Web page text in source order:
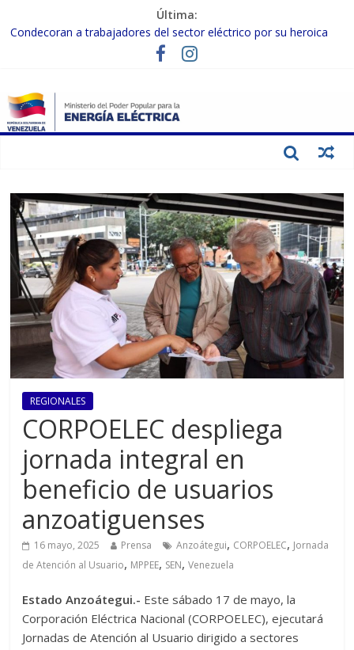
Última:
Condecoran a trabajadores del sector eléctrico por su heroica
labor tras el doble sismo del 24-J
Gobierno Nacional coordina acciones con el sector privado para
Inspeccionan trabajos de rehabilitación en instalaciones del SEN
en Carabobo
Gobierno Nacional activa plan preventivo para fortalecer el SEN
REGIONALES
CORPOELEC despliega
jornada integral en
beneficio de usuarios
anzoatiguenses
16 mayo, 2025 Prensa Anzoátegui, CORPOELEC, Jornada
de Atención al Usuario, MPPEE, SEN,Venezuela
Estado Anzoátegui.- Este sábado 17 de mayo, la
Corporación Eléctrica Nacional (CORPOELEC), ejecutará
Jornadas de Atención al Usuario dirigido a sectores